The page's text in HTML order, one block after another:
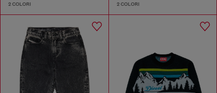
2 COLORI 2 COLORI